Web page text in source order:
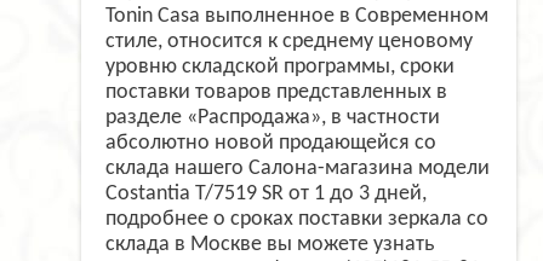
Tonin Casa выполненное в Современном
стиле, относится к среднему ценовому
уровню складской программы, сроки
поставки товаров представленных в
разделе «Распродажа», в частности
абсолютно новой продающейся со
склада нашего Салона-магазина модели
Costantia T/7519 SR от 1 до 3 дней,
подробнее о сроках поставки зеркала со
склада в Москве вы можете узнать